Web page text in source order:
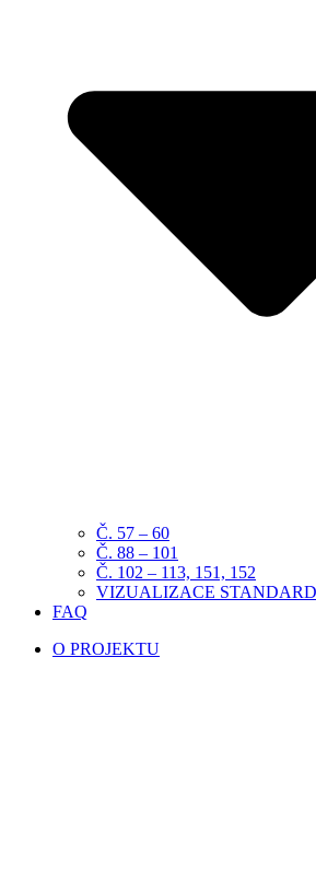
Č. 57 – 60
Č. 88 – 101
Č. 102 – 113, 151, 152
VIZUALIZACE
FAQ
O PROJEKTU